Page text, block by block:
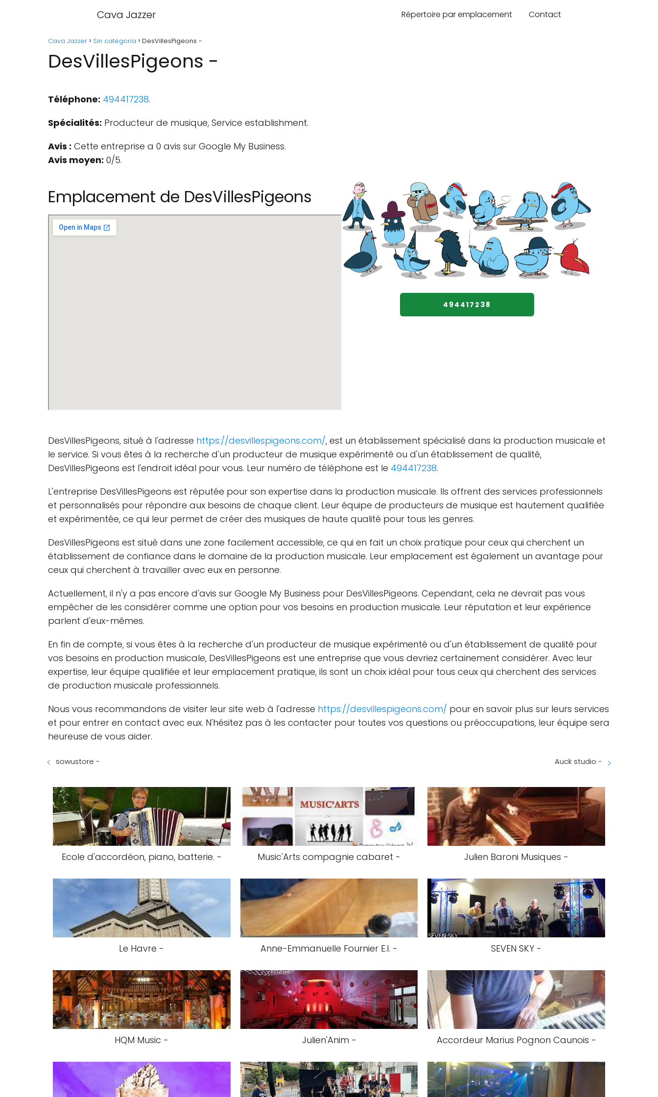
Cava Jazzer Répertoire par emplacement Contact
Cava Jazzer Sin categoría DesVillesPigeons -
DesVillesPigeons -
Téléphone: 494417238.
Spécialités: Producteur de musique, Service establishment.
Avis : Cette entreprise a 0 avis sur Google My Business.
Avis moyen: 0/5.
Emplacement de DesVillesPigeons
494417238
DesVillesPigeons, situé à l'adresse https://desvillespigeons.com/, est un établissement spécialisé dans la production musicale et
le service. Si vous êtes à la recherche d'un producteur de musique expérimenté ou d'un établissement de qualité,
DesVillesPigeons est l'endroit idéal pour vous. Leur numéro de téléphone est le 494417238.
L'entreprise DesVillesPigeons est réputée pour son expertise dans la production musicale. Ils offrent des services professionnels
et personnalisés pour répondre aux besoins de chaque client. Leur équipe de producteurs de musique est hautement qualifiée
et expérimentée, ce qui leur permet de créer des musiques de haute qualité pour tous les genres.
DesVillesPigeons est situé dans une zone facilement accessible, ce qui en fait un choix pratique pour ceux qui cherchent un
établissement de confiance dans le domaine de la production musicale. Leur emplacement est également un avantage pour
ceux qui cherchent à travailler avec eux en personne.
Actuellement, il n'y a pas encore d'avis sur Google My Business pour DesVillesPigeons. Cependant, cela ne devrait pas vous
empêcher de les considérer comme une option pour vos besoins en production musicale. Leur réputation et leur expérience
parlent d'eux-mêmes.
En fin de compte, si vous êtes à la recherche d'un producteur de musique expérimenté ou d'un établissement de qualité pour
vos besoins en production musicale, DesVillesPigeons est une entreprise que vous devriez certainement considérer. Avec leur
expertise, leur équipe qualifiée et leur emplacement pratique, ils sont un choix idéal pour tous ceux qui cherchent des services
de production musicale professionnels.
Nous vous recommandons de visiter leur site web à l'adresse https://desvillespigeons.com/ pour en savoir plus sur leurs services
et pour entrer en contact avec eux. N'hésitez pas à les contacter pour toutes vos questions ou préoccupations, leur équipe sera
heureuse de vous aider.
sowustore - Auck studio -
Ecole d'accordéon, piano, batterie. - Music'Arts compagnie cabaret - Julien Baroni Musiques -
Le Havre - Anne-Emmanuelle Fournier E.I. - SEVEN SKY -
HQM Music - Julien'Anim - Accordeur Marius Pognon Caunois -